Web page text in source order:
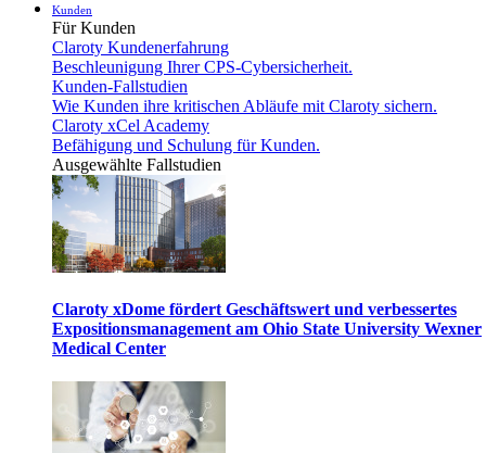
Kunden
Für Kunden
Claroty Kundenerfahrung
Beschleunigung Ihrer CPS-Cybersicherheit.
Kunden-Fallstudien
Wie Kunden ihre kritischen Abläufe mit Claroty sichern.
Claroty xCel Academy
Befähigung und Schulung für Kunden.
Ausgewählte Fallstudien
Claroty xDome fördert Geschäftswert und verbessertes
Expositionsmanagement am Ohio State University Wexner
Medical Center